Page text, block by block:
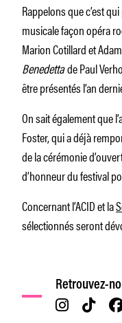
Rappelons que c’est
musicale façon opéra
Marion Cotillard et
Benedettade Paul
être présentés l’an
On sait également que
Foster, qui a déjà
de la cérémonie
d’honneur du festival
Concernant l’ACID et la
sélectionnés seront
Retrouvez-